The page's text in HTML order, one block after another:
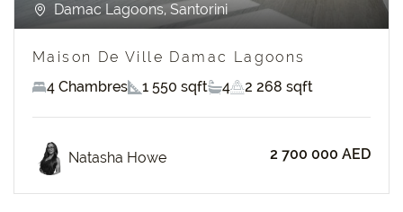
Damac Lagoons, Santorini
Maison De Ville Damac Lagoons
4 Chambres
1 550 sqft 4 2 268 sqft
Natasha Howe 2 700 000 AED